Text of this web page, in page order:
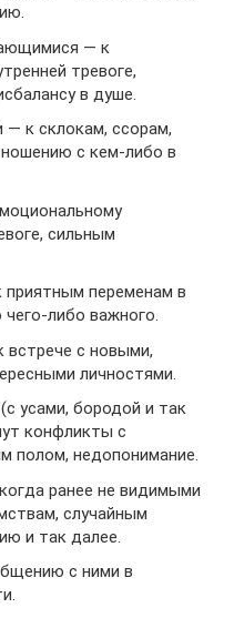
— к
тревоге,
в душе.
к склокам, ссорам,
с кем-либо в
сильным
переменам в
либо важного.
с новыми,
личностями.
усами, бородой и так
конфликты с
полом, недопонимание.
ранее не видимыми
случайным
и так далее.
с ними в